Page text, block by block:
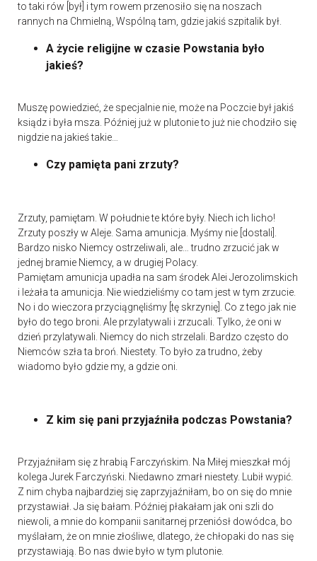
to taki rów [był] i tym rowem przenosiło się na noszach
rannych na Chmielną, Wspólną tam, gdzie jakiś szpitalik był.
A życie religijne w czasie Powstania było
jakieś?
Muszę powiedzieć, że specjalnie nie, może na Poczcie był jakiś
ksiądz i była msza. Później już w plutonie to już nie chodziło się
nigdzie na jakieś takie…
Czy pamięta pani zrzuty?
Zrzuty, pamiętam. W południe te które były. Niech ich licho!
Zrzuty poszły w Aleje. Sama amunicja. Myśmy nie [dostali].
Bardzo nisko Niemcy ostrzeliwali, ale… trudno zrzucić jak w
jednej bramie Niemcy, a w drugiej Polacy.
Pamiętam amunicja upadła na sam środek Alei Jerozolimskich
i leżała ta amunicja. Nie wiedzieliśmy co tam jest w tym zrzucie.
No i do wieczora przyciągnęliśmy [tę skrzynię]. Co z tego jak nie
było do tego broni. Ale przylatywali i zrzucali. Tylko, że oni w
dzień przylatywali. Niemcy do nich strzelali. Bardzo często do
Niemców szła ta broń. Niestety. To było za trudno, żeby
wiadomo było gdzie my, a gdzie oni.
Z kim się pani przyjaźniła podczas Powstania?
Przyjaźniłam się z hrabią Farczyńskim. Na Miłej mieszkał mój
kolega Jurek Farczyński. Niedawno zmarł niestety. Lubił wypić.
Z nim chyba najbardziej się zaprzyjaźniłam, bo on się do mnie
przystawiał. Ja się bałam. Później płakałam jak oni szli do
niewoli, a mnie do kompanii sanitarnej przeniósł dowódca, bo
myślałam, że on mnie złośliwe, dlatego, że chłopaki do nas się
przystawiają. Bo nas dwie było w tym plutonie.